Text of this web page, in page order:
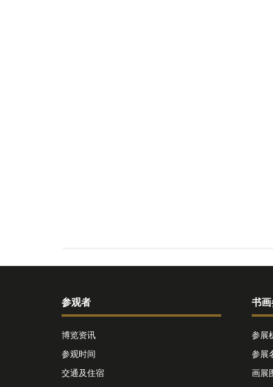
参观者
博览资讯
参观时间
交通及住宿
书
参展
参展
画展